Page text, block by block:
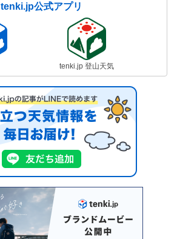
tenki.jp公式アプリ
tenki.jp 登山天気